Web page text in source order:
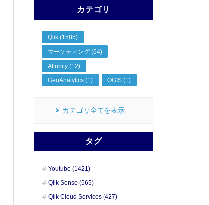
カテゴリ
Qlik (1585)
マーケティング (64)
Attunity (12)
GeoAnalytics (1) OGIS (1)
カテゴリ全てを表示
タグ
Youtube (1421)
Qlik Sense (565)
Qlik Cloud Services (427)